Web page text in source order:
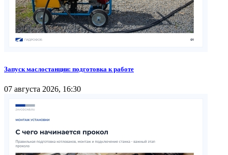
Запуск маслостанции: подготовка к работе
07 августа 2026, 16:30